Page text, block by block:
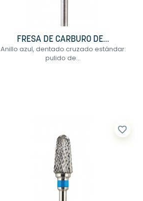
FRESA DE CARBURO DE...
Anillo azul, dentado cruzado estándar:
pulido de...
favorite_border